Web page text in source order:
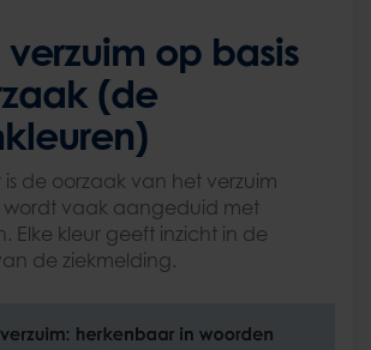
verzuim op basis
(de
de oorzaak van het verzuim
wordt vaak aangeduid met
Elke kleur geeft inzicht in de
de ziekmelding.